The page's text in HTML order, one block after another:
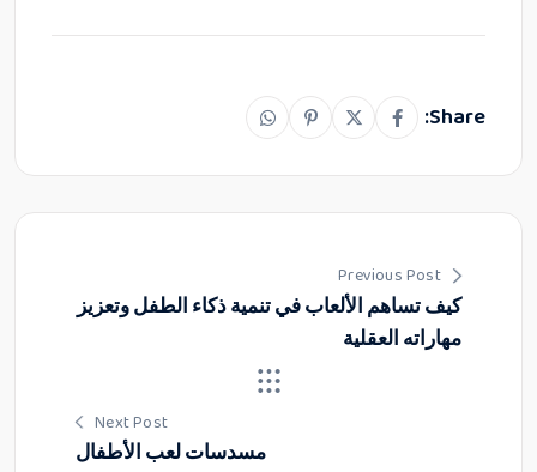
Share:
Previous Post
كيف تساهم الألعاب في تنمية ذكاء الطفل وتعزيز
مهاراته العقلية
Next Post
مسدسات لعب الأطفال